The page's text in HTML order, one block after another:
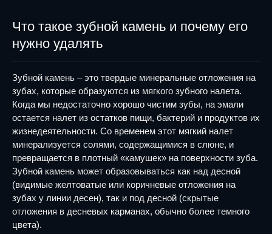
Что такое зубной камень и почему его
нужно удалять
Зубной камень – это твердые минеральные отложения на
зубах, которые образуются из мягкого зубного налета.
Когда мы недостаточно хорошо чистим зубы, на эмали
остается налет из остатков пищи, бактерий и продуктов их
жизнедеятельности. Со временем этот мягкий налет
минерализуется солями, содержащимися в слюне, и
превращается в плотный «камушек» на поверхности зуба.
Зубной камень может образовываться как над десной
(видимые желтоватые или коричневые отложения на
зубах у линии десен), так и под десной (скрытые
отложения в десневых карманах, обычно более темного
цвета).